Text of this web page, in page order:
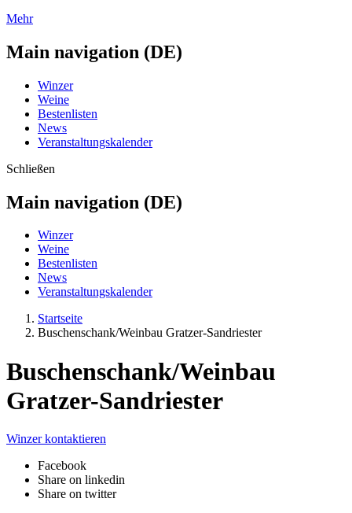
Mehr
Main navigation (DE)
Winzer
Weine
Bestenlisten
News
Veranstaltungskalender
Schließen
Main navigation (DE)
Winzer
Weine
Bestenlisten
News
Veranstaltungskalender
Startseite
Buschenschank/Weinbau Gratzer-Sandriester
Buschenschank/Weinbau
Gratzer-Sandriester
Winzer kontaktieren
Facebook
Share on linkedin
Share on twitter